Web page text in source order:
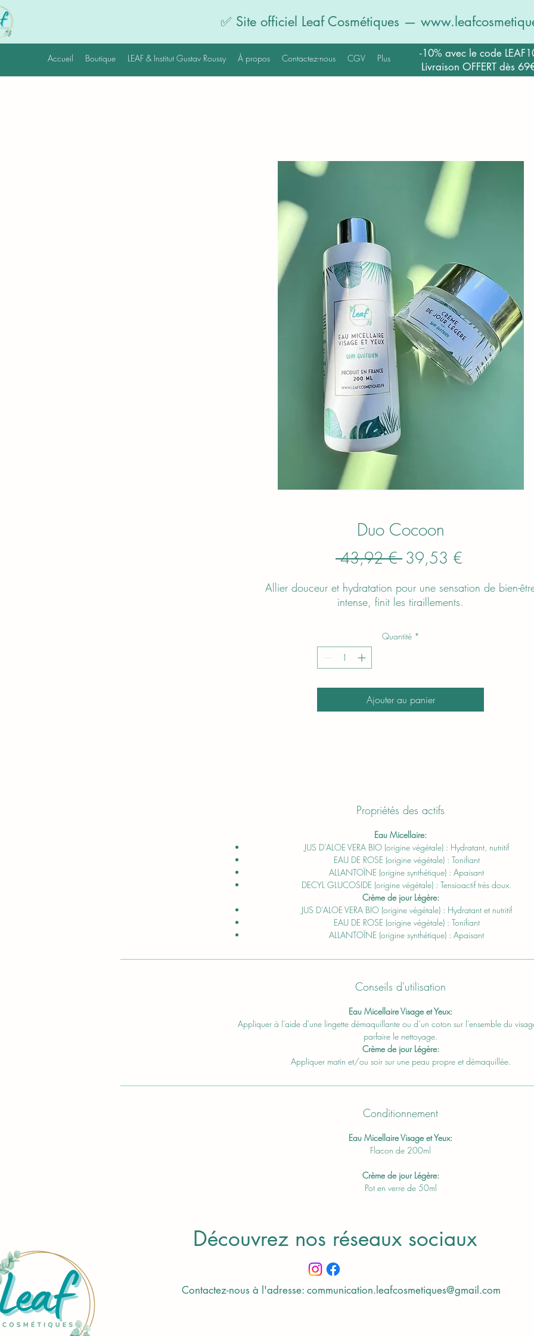
✅ Site officiel Leaf Cosmétiques —
-10% avec le code
Livraison OFFERT dès
Accueil Boutique LEAF & Institut Gustav Roussy À propos Contactez-nous CGV Plus
Duo Cocoon
43,92 € Prix
39,53 €
Allier douceur et hydratation pour une sensation de bien-
intense, finit les tiraillements.
Quantité *
Ajouter au panier
Propriétés des actifs
Eau Micellaire:
JUS D’ALOE VERA BIO (origine végétale) : Hydratant, nutritif
EAU DE ROSE (origine végétale) : Tonifiant
ALLANTOÏNE (origine synthétique) : Apaisant
DECYL GLUCOSIDE (origine végétale) : Tensioactif très doux.
Crème de jour Légère:
JUS D’ALOE VERA BIO (origine végétale) : Hydratant et nutritif
EAU DE ROSE (origine végétale) : Tonifiant
ALLANTOÏNE (origine synthétique) : Apaisant
Conseils d'utilisation
Eau Micellaire Visage et Yeux:
Appliquer à l’aide d'une lingette démaquillante ou d’un coton sur l’ensemble du
parfaire le nettoyage.
Crème de jour Légère:
Appliquer matin et/ou soir sur une peau propre et démaquillée.
Conditionnement
Eau Micellaire Visage et Yeux:
Flacon de 200ml
Crème de jour Légère:
Pot en verre de 50ml
Découvrez nos réseaux sociaux
Contactez-nous à l'adresse: communication.leafcosmetiques@gmail.com